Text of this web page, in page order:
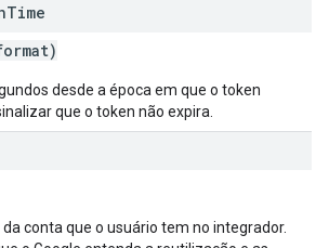
Time
desde a época em que o token
que o token não expira.
da conta que o usuário tem no integrador.